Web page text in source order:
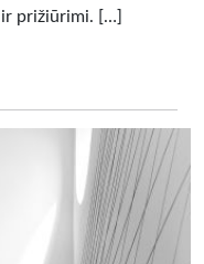
prižiūrimi. […]